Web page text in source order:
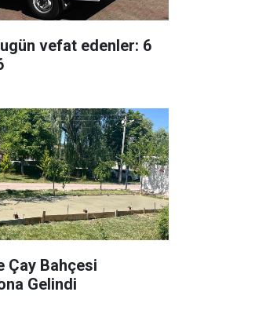
vefat edenler: 6
Çay Bahçesi
Gelindi